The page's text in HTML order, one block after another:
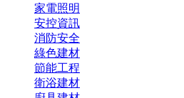
家電照明
安控資訊
消防安全
綠色建材
節能工程
衛浴建材